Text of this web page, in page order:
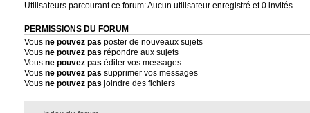
Utilisateurs parcourant ce forum: Aucun utilisateur enregistré et 0 invités
PERMISSIONS DU FORUM
Vous ne pouvez pas poster de nouveaux sujets
Vous ne pouvez pas répondre aux sujets
Vous ne pouvez pas éditer vos messages
Vous ne pouvez pas supprimer vos messages
Vous ne pouvez pas joindre des fichiers